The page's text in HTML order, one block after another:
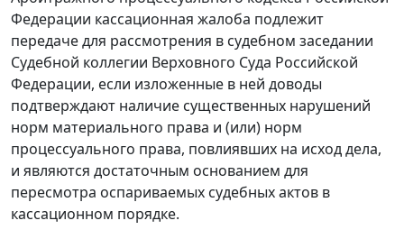
Федерации кассационная жалоба подлежит
передаче для рассмотрения в судебном заседании
Судебной коллегии Верховного Суда Российской
Федерации, если изложенные в ней доводы
подтверждают наличие существенных нарушений
норм материального права и (или) норм
процессуального права, повлиявших на исход дела,
и являются достаточным основанием для
пересмотра оспариваемых судебных актов в
кассационном порядке.